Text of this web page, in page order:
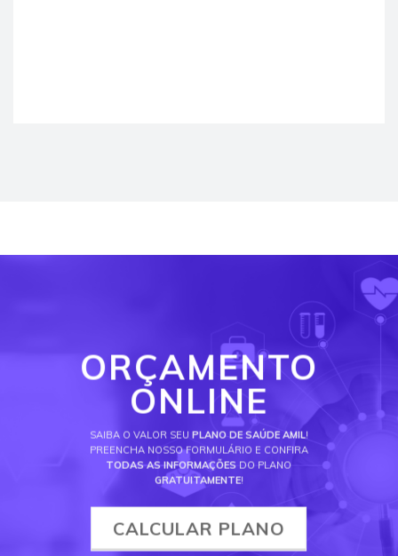
ORÇAMENTO
ONLINE
SAIBA O VALOR SEU PLANO DE SAÚDE AMIL!
PREENCHA NOSSO FORMULÁRIO E CONFIRA
TODAS AS INFORMAÇÕES DO PLANO
GRATUITAMENTE!
CALCULAR PLANO